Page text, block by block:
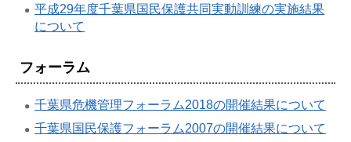
平成29年度千葉県国民保護共同実動訓練の実施結果
について
フォーラム
千葉県危機管理フォーラム2018の開催結果について
千葉県国民保護フォーラム2007の開催結果について